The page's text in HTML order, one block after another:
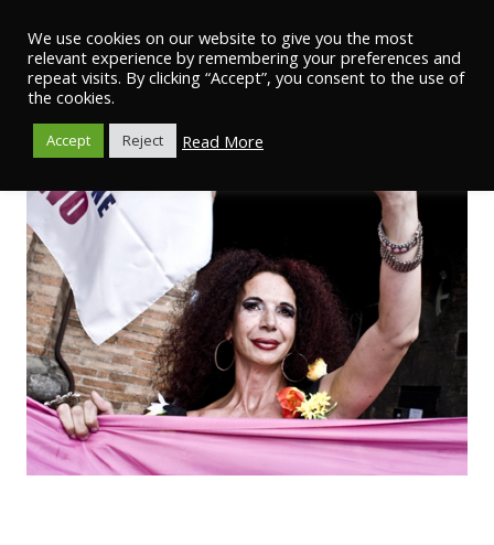
We use cookies on our website to give you the most
relevant experience by remembering your preferences and
repeat visits. By clicking “Accept”, you consent to the use of
the cookies.
Accept Reject Read More